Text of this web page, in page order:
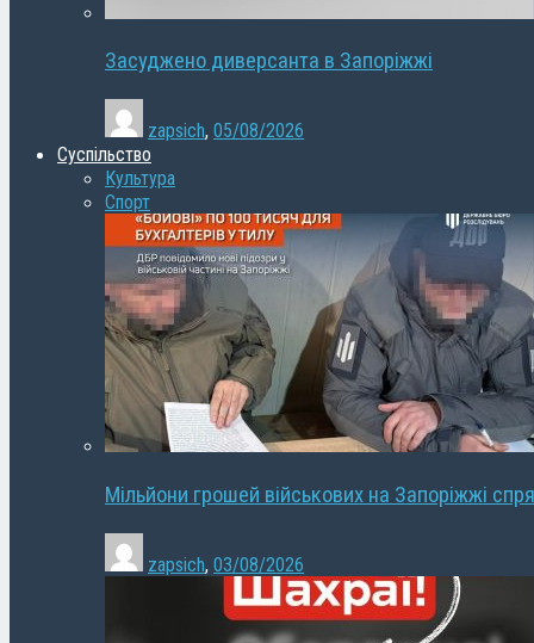
Засуджено диверсанта в Запоріжжі
zapsich, 05/08/2026
Суспільство
Культура
Спорт
Мільйони грошей військових на Запоріжжі
zapsich, 03/08/2026